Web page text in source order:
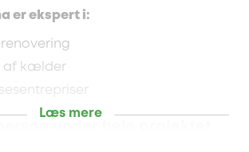
er ekspert i:
af kælder
Læs mere